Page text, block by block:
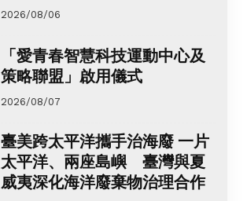
2026/08/06
「愛青春智慧科技運動中心及
策略聯盟」啟用儀式
2026/08/07
臺美跨太平洋攜手治海廢 一片
太平洋、兩座島嶼 臺灣與夏
威夷深化海洋廢棄物治理合作